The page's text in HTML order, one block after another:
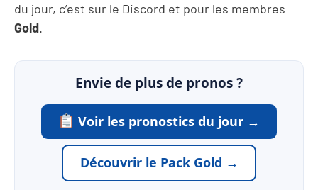
du jour, c’est sur le Discord et pour les membres
Gold.
Envie de plus de pronos ?
Voir les pronostics du jour →
Découvrir le Pack Gold →